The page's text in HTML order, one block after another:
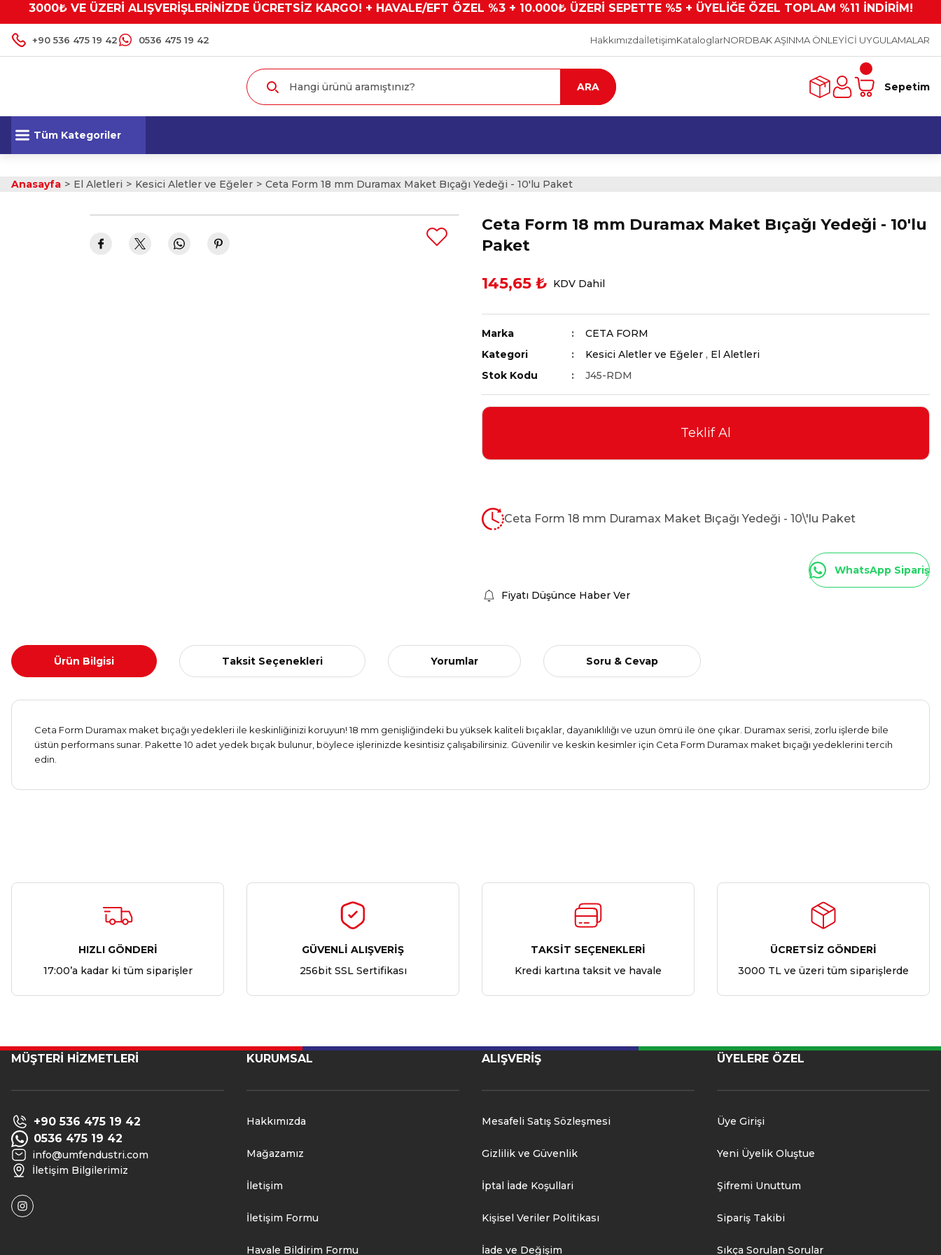
3000₺ VE ÜZERİ ALIŞVERİŞLERİNİZDE ÜCRETSİZ KARGO! + HAVALE/EFT ÖZEL %3 + 10.000₺ ÜZERİ SEPETTE %5 + ÜYELİĞE ÖZEL TOPLAM %11 İNDİRİM!
+90 536 475 19 42 0536 475 19 42 HakkımızdaİletişimKataloglarNORDBAK AŞINMA ÖNLEYİCİ UYGULAMALAR
ARA Sepetim
Tüm Kategoriler
Anasayfa El Aletleri Kesici Aletler ve Eğeler Ceta Form 18 mm Duramax Maket Bıçağı Yedeği - 10'lu Paket
Ceta Form 18 mm Duramax Maket Bıçağı Yedeği - 10'lu
Paket
145,65 ₺ KDV Dahil
Marka
CETA FORM
Kategori
Kesici Aletler ve Eğeler , El Aletleri
Stok Kodu
J45-RDM
Teklif Al
Ceta Form 18 mm Duramax Maket Bıçağı Yedeği - 10\'lu Paket
WhatsApp Sipariş
Fiyatı Düşünce Haber Ver
Ürün Bilgisi Taksit Seçenekleri Yorumlar Soru & Cevap
Ceta Form Duramax maket bıçağı yedekleri ile keskinliğinizi koruyun! 18 mm genişliğindeki bu yüksek kaliteli bıçaklar, dayanıklılığı ve uzun ömrü ile öne çıkar. Duramax serisi, zorlu işlerde bile
üstün performans sunar. Pakette 10 adet yedek bıçak bulunur, böylece işlerinizde kesintisiz çalışabilirsiniz. Güvenilir ve keskin kesimler için Ceta Form Duramax maket bıçağı yedeklerini tercih
edin.
Yorum Yaz
Soru Sor
HIZLI GÖNDERİ
17:00’a kadar ki tüm siparişler
GÜVENLİ ALIŞVERİŞ
256bit SSL Sertifikası
TAKSİT SEÇENEKLERİ
Kredi kartına taksit ve havale
ÜCRETSİZ GÖNDERİ
3000 TL ve üzeri tüm siparişlerde
MÜŞTERİ HİZMETLERİ
+90 536 475 19 42
0536 475 19 42
info@umfendustri.com
İletişim Bilgilerimiz
KURUMSAL
Hakkımızda
Mağazamız
İletişim
İletişim Formu
Havale Bildirim Formu
ALIŞVERİŞ
Mesafeli Satış Sözleşmesi
Gizlilik ve Güvenlik
İptal İade Koşullari
Kişisel Veriler Politikası
İade ve Değişim
ÜYELERE ÖZEL
Üye Girişi
Yeni Üyelik Oluştue
Şifremi Unuttum
Sipariş Takibi
Sıkça Sorulan Sorular